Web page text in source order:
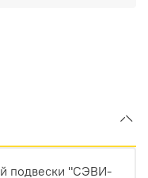
подвески "СЭВИ-